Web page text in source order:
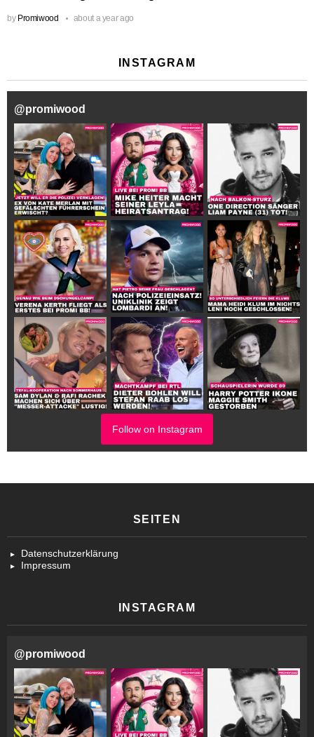
by Promiwood about a year ago
INSTAGRAM
@promiwood
Follow on Instagram
SEITEN
Datenschutzerklärung
Impressum
INSTAGRAM
@promiwood